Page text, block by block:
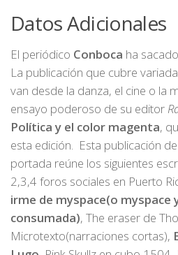
Datos Adicionales
El periódico Conboca ha
La publicación que cubre
van desde la danza, el cine o la
ensayo poderoso de su editor
Política y el color magenta,
esta edición. Esta publicación
portada reúne los siguientes
2,3,4 foros sociales en Puerto
irme de myspace(o myspace
consumada), The eraser de
Microtexto(narraciones cortas),